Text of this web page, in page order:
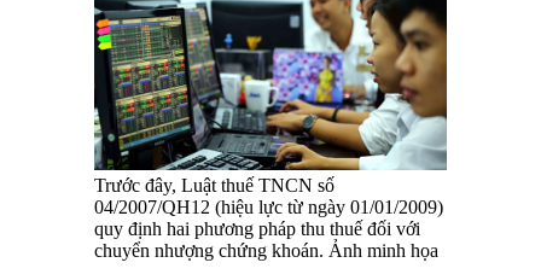
Trước đây, Luật thuế TNCN số
04/2007/QH12 (hiệu lực từ ngày 01/01/2009)
quy định hai phương pháp thu thuế đối với
chuyển nhượng chứng khoán. Ảnh minh họa